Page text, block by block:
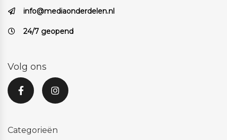
info@mediaonderdelen.nl
24/7 geopend
Volg ons
Categorieën